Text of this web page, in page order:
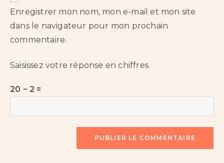
Enregistrer mon nom, mon e-mail et mon site
dans le navigateur pour mon prochain
commentaire.
Saisissez votre réponse en chiffres
20 − 2 =